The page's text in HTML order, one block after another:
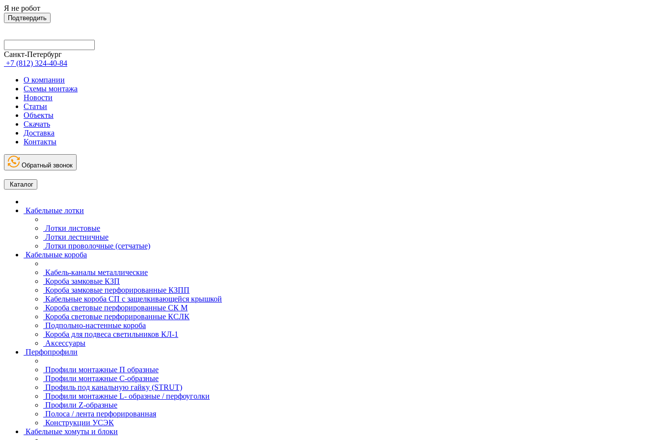
Я не робот
Подтвердить
Санкт-Петербург
+7 (812) 324-40-84
О компании
Схемы монтажа
Новости
Статьи
Объекты
Скачать
Доставка
Контакты
Обратный звонок
Каталог
Кабельные лотки
Лотки листовые
Лотки лестничные
Лотки проволочные (сетчатые)
Кабельные короба
Кабель-каналы металлические
Короба замковые КЗП
Короба замковые перфорированные КЗПП
Кабельные короба СП с защелкивающейся крышкой
Короба световые перфорированные СК М
Короба световые перфорированные КСЛК
Подпольно-настенные короба
Короба для подвеса светильников КЛ-1
Аксессуары
Перфопрофили
Профили монтажные П образные
Профили монтажные C-образные
Профиль под канальную гайку (STRUT)
Профили монтажные L- образные / перфоуголки
Профили Z-образные
Полоса / лента перфорированная
Конструкции УСЭК
Кабельные хомуты и блоки